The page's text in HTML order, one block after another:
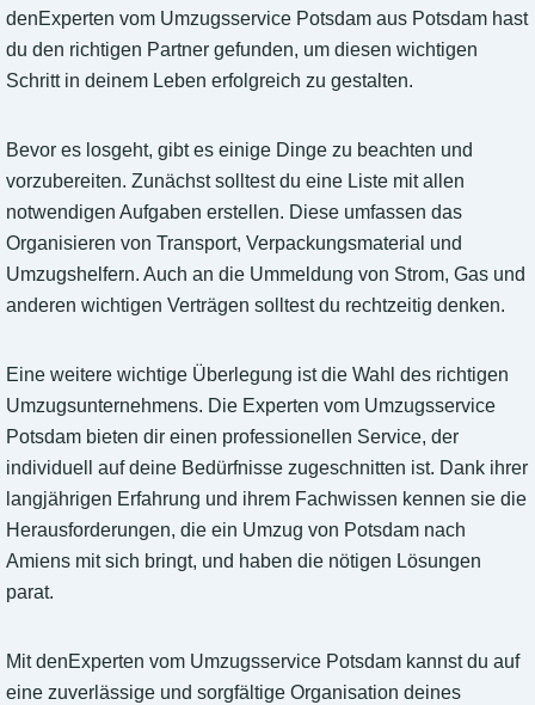
denExperten vom Umzugsservice Potsdam aus Potsdam hast
du den richtigen Partner gefunden, um diesen wichtigen
Schritt in deinem Leben erfolgreich zu gestalten.
Bevor es losgeht, gibt es einige Dinge zu beachten und
vorzubereiten. Zunächst solltest du eine Liste mit allen
notwendigen Aufgaben erstellen. Diese umfassen das
Organisieren von Transport, Verpackungsmaterial und
Umzugshelfern. Auch an die Ummeldung von Strom, Gas und
anderen wichtigen Verträgen solltest du rechtzeitig denken.
Eine weitere wichtige Überlegung ist die Wahl des richtigen
Umzugsunternehmens. Die Experten vom Umzugsservice
Potsdam bieten dir einen professionellen Service, der
individuell auf deine Bedürfnisse zugeschnitten ist. Dank ihrer
langjährigen Erfahrung und ihrem Fachwissen kennen sie die
Herausforderungen, die ein Umzug von Potsdam nach
Amiens mit sich bringt, und haben die nötigen Lösungen
parat.
Mit denExperten vom Umzugsservice Potsdam kannst du auf
eine zuverlässige und sorgfältige Organisation deines